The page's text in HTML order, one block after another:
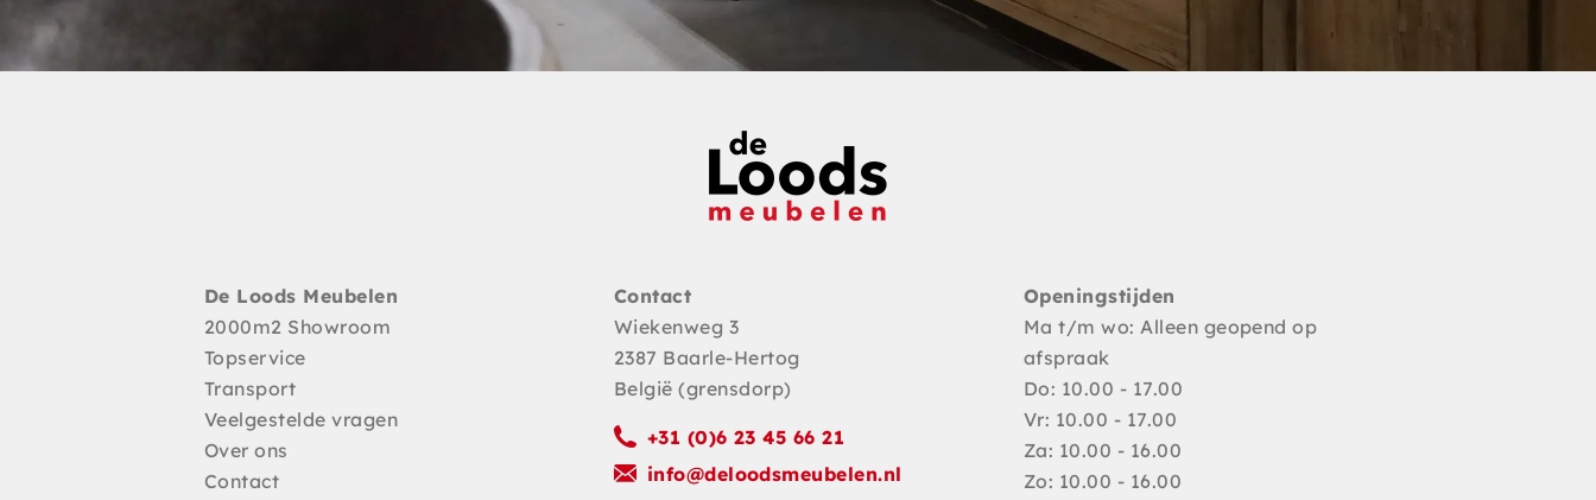
De Loods Meubelen
2000m2 Showroom
Topservice
Transport
Veelgestelde vragen
Over ons
Contact
Contact
Wiekenweg 3
2387 Baarle-Hertog
België (grensdorp)
+31 (0)6 23 45 66 21
info@deloodsmeubelen.nl
Openingstijden
Ma t/m wo: Alleen geopend op
afspraak
Do: 10.00 - 17.00
Vr: 10.00 - 17.00
Za: 10.00 - 16.00
Zo: 10.00 - 16.00